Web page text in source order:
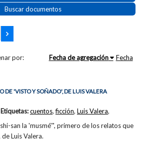
Buscar documentos
por: Fecha de agregación Fecha
DE 'VISTO Y SOÑADO', DE LUIS VALERA
san la 'musmé'", primero de los relatos que
Luis Valera.
Etiquetas:cuentos,ficción, Luis Valera,